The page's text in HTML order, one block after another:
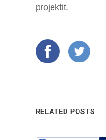
projektit.
RELATED POSTS